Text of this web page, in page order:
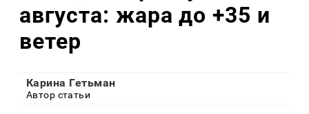
августа: жара до +35 и
ветер
Карина Гетьман
Автор статьи